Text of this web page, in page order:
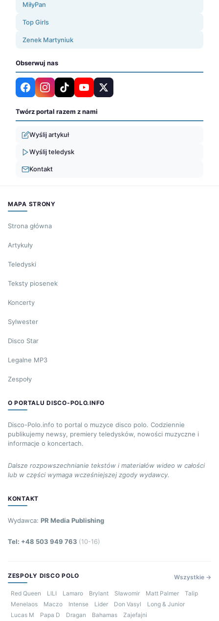
MiłyPan
Top Girls
Zenek Martyniuk
Obserwuj nas
Twórz portal razem z nami
Wyślij artykuł
Wyślij teledysk
Kontakt
MAPA STRONY
Strona główna
Artykuły
Teledyski
Teksty piosenek
Koncerty
Sylwester
Disco Star
Legalne MP3
Zespoły
O PORTALU DISCO-POLO.INFO
Disco-Polo.info to portal o muzyce disco polo. Codziennie
publikujemy newsy, premiery teledysków, nowości muzyczne i
informacje o koncertach.
Dalsze rozpowszechnianie tekstów i materiałów wideo w całości
lub w części wymaga wcześniejszej zgody wydawcy.
KONTAKT
Wydawca: PR Media Publishing
Tel: +48 503 949 763 (10-16)
ZESPOŁY DISCO POLO Wszystkie →
Red Queen LILI Lamaro Brylant Sławomir Matt Palmer
Talip
Menelaos
Maczo Intense Lider Don Vasyl
Long & Junior
Lucas M
Papa D Dragan Bahamas Zajefajni